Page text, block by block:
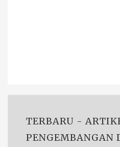
TERBARU -
PENGEMBANGAN